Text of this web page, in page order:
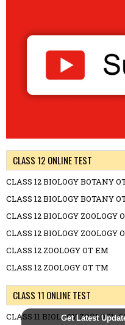
Get Latest
CLASS 12 ONLINE TEST
CLASS 12 BIOLOGY BOTANY
CLASS 12 BIOLOGY BOTANY
CLASS 12 BIOLOGY ZOOLOGY
CLASS 12 BIOLOGY ZOOLOGY
CLASS 12 ZOOLOGY OT EM
CLASS 12 ZOOLOGY OT TM
CLASS 11 ONLINE TEST
CLASS 11 BIOLOGY ZOOLOGY